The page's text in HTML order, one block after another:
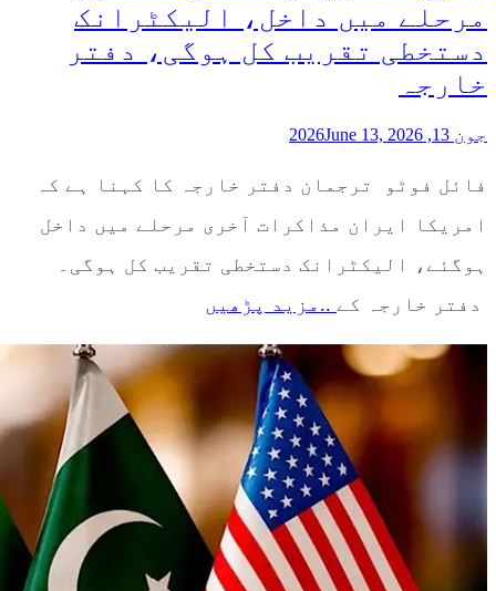
مرحلے میں داخل، الیکٹرانک
دستخطی تقریب کل ہوگی، دفتر
خارجہ
جون 13, 2026 June 13, 2026
فائل فوٹو ترجمان دفتر خارجہ کا کہنا ہے کہ
امریکا ایران مذاکرات آخری مرحلے میں داخل
ہوگئے، الیکٹرانک دستخطی تقریب کل ہوگی۔
دفتر خارجہ کے ..مزید پڑھیں